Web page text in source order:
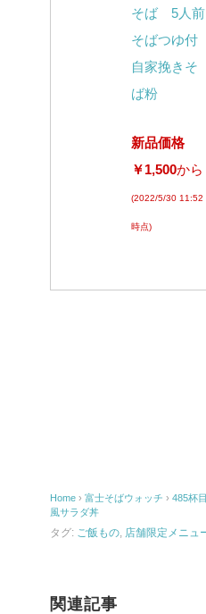
そば 5人前
そばつゆ付
自家挽きそ
ば粉
新品価格
￥1,500から
(2022/5/30 11:52
時点)
Home › 富士そばウォッチ › 485杯
風サラダ丼
タグ: ご飯もの 店舗限定メニュ
関連記事